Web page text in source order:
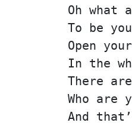
Oh what
To be
Open
In the
There
Who are
And